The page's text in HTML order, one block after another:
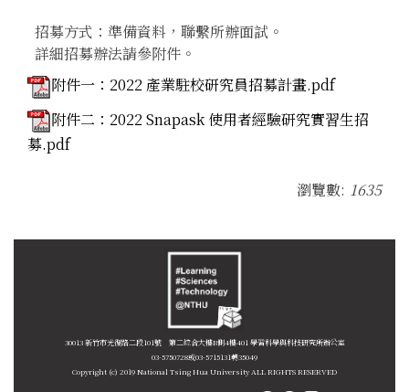
招募方式：準備資料，聯繫所辦面試。
詳細招募辦法請參附件。
附件一：2022 產業駐校研究員招募計畫.pdf
附件二：2022 Snapask 使用者經驗研究實習生招
募.pdf
瀏覽數: 1635
30013 新竹市光復路二段101號 第二綜合大樓B側4樓401 學習科學與科技研究所辦公室
03-5750728或03-5715131轉35049
Copyright (c) 2019 National Tsing Hua University ALL RIGHTS RESERVED